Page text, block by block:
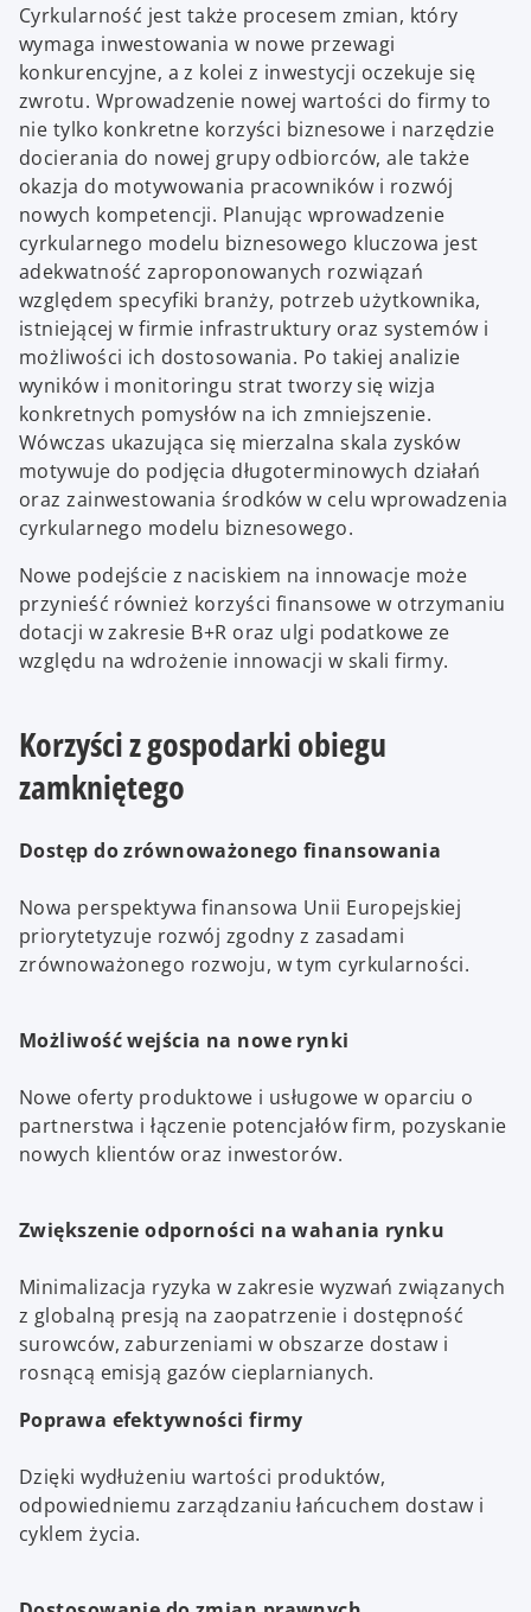
Cyrkularność jest także procesem zmian, który
wymaga inwestowania w nowe przewagi
konkurencyjne, a z kolei z inwestycji oczekuje się
zwrotu. Wprowadzenie nowej wartości do firmy to
nie tylko konkretne korzyści biznesowe i narzędzie
docierania do nowej grupy odbiorców, ale także
okazja do motywowania pracowników i rozwój
nowych kompetencji. Planując wprowadzenie
cyrkularnego modelu biznesowego kluczowa jest
adekwatność zaproponowanych rozwiązań
względem specyfiki branży, potrzeb użytkownika,
istniejącej w firmie infrastruktury oraz systemów i
możliwości ich dostosowania. Po takiej analizie
wyników i monitoringu strat tworzy się wizja
konkretnych pomysłów na ich zmniejszenie.
Wówczas ukazująca się mierzalna skala zysków
motywuje do podjęcia długoterminowych działań
oraz zainwestowania środków w celu wprowadzenia
cyrkularnego modelu biznesowego.
Nowe podejście z naciskiem na innowacje może
przynieść również korzyści finansowe w otrzymaniu
dotacji w zakresie B+R oraz ulgi podatkowe ze
względu na wdrożenie innowacji w skali firmy.
Korzyści z gospodarki obiegu
zamkniętego
Dostęp do zrównoważonego finansowania
Nowa perspektywa finansowa Unii Europejskiej
priorytetyzuje rozwój zgodny z zasadami
zrównoważonego rozwoju, w tym cyrkularności.
Możliwość wejścia na nowe rynki
Nowe oferty produktowe i usługowe w oparciu o
partnerstwa i łączenie potencjałów firm, pozyskanie
nowych klientów oraz inwestorów.
Zwiększenie odporności na wahania rynku
Minimalizacja ryzyka w zakresie wyzwań związanych
z globalną presją na zaopatrzenie i dostępność
surowców, zaburzeniami w obszarze dostaw i
rosnącą emisją gazów cieplarnianych.
Poprawa efektywności firmy
Dzięki wydłużeniu wartości produktów,
odpowiedniemu zarządzaniu łańcuchem dostaw i
cyklem życia.